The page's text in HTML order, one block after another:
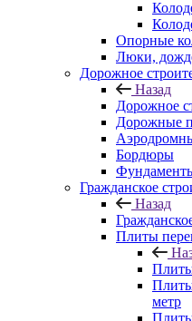
Опорные
Люки,
Дорожное
Назад
Дорожное
Дорожные
Бордюры
Гражданское
Назад
Плиты
метр